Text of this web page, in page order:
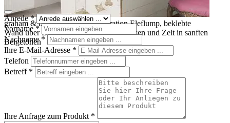
graham & brown 3D-Wanddekoration Eleflump, beklebte
Wand über Babybett mit Elefanten, Wolken und Zelt in sanften
Beigetönen
Anrede*
Vorname*
Nachname*
Ihre E-Mail-Adresse *
Telefon
Betreff *
Ihre Anfrage zum Produkt *